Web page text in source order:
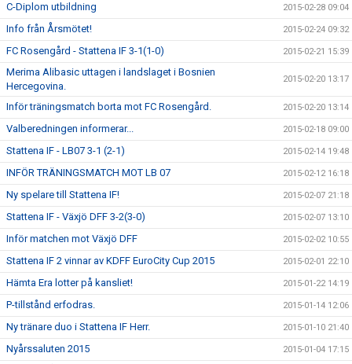
C-Diplom utbildning 2015-02-28 09:04
Info från Årsmötet! 2015-02-24 09:32
FC Rosengård - Stattena IF 3-1(1-0) 2015-02-21 15:39
Merima Alibasic uttagen i landslaget i Bosnien
Hercegovina.
2015-02-20 13:17
Inför träningsmatch borta mot FC Rosengård. 2015-02-20 13:14
Valberedningen informerar... 2015-02-18 09:00
Stattena IF - LB07 3-1 (2-1) 2015-02-14 19:48
INFÖR TRÄNINGSMATCH MOT LB 07 2015-02-12 16:18
Ny spelare till Stattena IF! 2015-02-07 21:18
Stattena IF - Växjö DFF 3-2(3-0) 2015-02-07 13:10
Inför matchen mot Växjö DFF 2015-02-02 10:55
Stattena IF 2 vinnar av KDFF EuroCity Cup 2015 2015-02-01 22:10
Hämta Era lotter på kansliet! 2015-01-22 14:19
P-tillstånd erfodras. 2015-01-14 12:06
Ny tränare duo i Stattena IF Herr. 2015-01-10 21:40
Nyårssaluten 2015 2015-01-04 17:15